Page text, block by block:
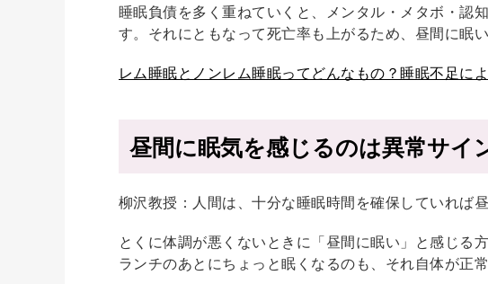
睡眠負債を多く重ねていくと、メンタル・メタボ・認
す。それにともなって死亡率も上がるため、昼間に眠
レム睡眠とノンレム睡眠ってどんなもの？睡眠不足に
昼間に眠気を感じるのは異常サイ
柳沢教授：人間は、十分な睡眠時間を確保していれば昼
とくに体調が悪くないときに「昼間に眠い」と感じる
ランチのあとにちょっと眠くなるのも、それ自体が正常